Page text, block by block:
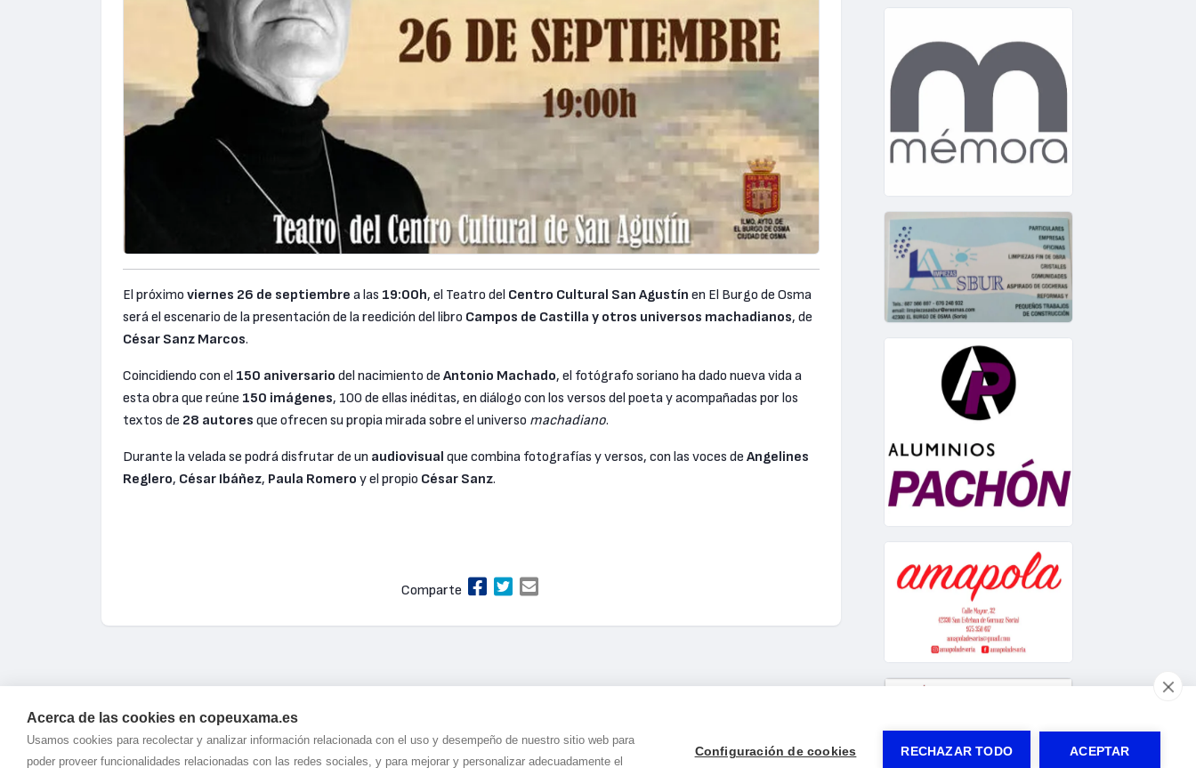
Acerca de las cookies en copeuxama.es
Usamos cookies para recolectar y analizar información relacionada con el uso y desempeño de nuestro sitio web para
poder proveer funcionalidades relacionadas con las redes sociales, y para mejorar y personalizar adecuadamente el
Configuración de cookies RECHAZAR TODO ACEPTAR
El próximo viernes 26 de septiembre a las 19:00h, el Teatro del Centro Cultural San Agustín en El Burgo de Osma
será el escenario de la presentación de la reedición del libro Campos de Castilla y otros universos machadianos, de
César Sanz Marcos.
Coincidiendo con el 150 aniversario del nacimiento de Antonio Machado, el fotógrafo soriano ha dado nueva vida a
esta obra que reúne 150 imágenes, 100 de ellas inéditas, en diálogo con los versos del poeta y acompañadas por los
textos de 28 autores que ofrecen su propia mirada sobre el universo machadiano.
Durante la velada se podrá disfrutar de un audiovisual que combina fotografías y versos, con las voces de Angelines
Reglero, César Ibáñez, Paula Romero y el propio César Sanz.
Comparte